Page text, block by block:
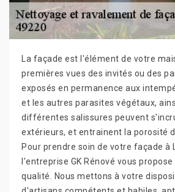
La façade est l'élément de votre
premières vues des invités ou des
exposés en permanence aux
et les autres parasites végétaux,
différentes salissures peuvent
extérieurs, et entrainent la porosité
Pour prendre soin de votre façade à
l'entreprise GK Rénové vous
qualité. Nous mettons à votre